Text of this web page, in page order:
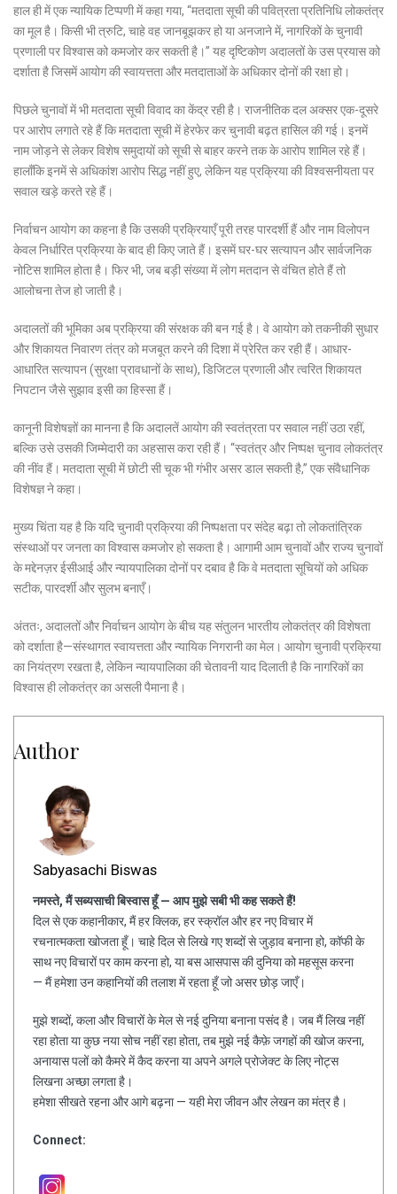
हाल ही में एक न्यायिक टिप्पणी में कहा गया, “मतदाता सूची की पवित्रता प्रतिनिधि लोकतंत्र
का मूल है। किसी भी त्रुटि, चाहे वह जानबूझकर हो या अनजाने में, नागरिकों के चुनावी
प्रणाली पर विश्वास को कमजोर कर सकती है।” यह दृष्टिकोण अदालतों के उस प्रयास को
दर्शाता है जिसमें आयोग की स्वायत्तता और मतदाताओं के अधिकार दोनों की रक्षा हो।
पिछले चुनावों में भी मतदाता सूची विवाद का केंद्र रही है। राजनीतिक दल अक्सर एक-दूसरे
पर आरोप लगाते रहे हैं कि मतदाता सूची में हेरफेर कर चुनावी बढ़त हासिल की गई। इनमें
नाम जोड़ने से लेकर विशेष समुदायों को सूची से बाहर करने तक के आरोप शामिल रहे हैं।
हालाँकि इनमें से अधिकांश आरोप सिद्ध नहीं हुए, लेकिन यह प्रक्रिया की विश्वसनीयता पर
सवाल खड़े करते रहे हैं।
निर्वाचन आयोग का कहना है कि उसकी प्रक्रियाएँ पूरी तरह पारदर्शी हैं और नाम विलोपन
केवल निर्धारित प्रक्रिया के बाद ही किए जाते हैं। इसमें घर-घर सत्यापन और सार्वजनिक
नोटिस शामिल होता है। फिर भी, जब बड़ी संख्या में लोग मतदान से वंचित होते हैं तो
आलोचना तेज हो जाती है।
अदालतों की भूमिका अब प्रक्रिया की संरक्षक की बन गई है। वे आयोग को तकनीकी सुधार
और शिकायत निवारण तंत्र को मजबूत करने की दिशा में प्रेरित कर रही हैं। आधार-
आधारित सत्यापन (सुरक्षा प्रावधानों के साथ), डिजिटल प्रणाली और त्वरित शिकायत
निपटान जैसे सुझाव इसी का हिस्सा हैं।
कानूनी विशेषज्ञों का मानना है कि अदालतें आयोग की स्वतंत्रता पर सवाल नहीं उठा रहीं,
बल्कि उसे उसकी जिम्मेदारी का अहसास करा रही हैं। “स्वतंत्र और निष्पक्ष चुनाव लोकतंत्र
की नींव हैं। मतदाता सूची में छोटी सी चूक भी गंभीर असर डाल सकती है,” एक संवैधानिक
विशेषज्ञ ने कहा।
मुख्य चिंता यह है कि यदि चुनावी प्रक्रिया की निष्पक्षता पर संदेह बढ़ा तो लोकतांत्रिक
संस्थाओं पर जनता का विश्वास कमजोर हो सकता है। आगामी आम चुनावों और राज्य चुनावों
के मद्देनज़र ईसीआई और न्यायपालिका दोनों पर दबाव है कि वे मतदाता सूचियों को अधिक
सटीक, पारदर्शी और सुलभ बनाएँ।
अंततः, अदालतों और निर्वाचन आयोग के बीच यह संतुलन भारतीय लोकतंत्र की विशेषता
को दर्शाता है—संस्थागत स्वायत्तता और न्यायिक निगरानी का मेल। आयोग चुनावी प्रक्रिया
का नियंत्रण रखता है, लेकिन न्यायपालिका की चेतावनी याद दिलाती है कि नागरिकों का
विश्वास ही लोकतंत्र का असली पैमाना है।
Author
Sabyasachi Biswas
नमस्ते, मैं सब्यसाची बिस्वास हूँ — आप मुझे सबी भी कह सकते हैं!
दिल से एक कहानीकार, मैं हर क्लिक, हर स्क्रॉल और हर नए विचार में
रचनात्मकता खोजता हूँ। चाहे दिल से लिखे गए शब्दों से जुड़ाव बनाना हो, कॉफी के
साथ नए विचारों पर काम करना हो, या बस आसपास की दुनिया को महसूस करना
— मैं हमेशा उन कहानियों की तलाश में रहता हूँ जो असर छोड़ जाएँ।
मुझे शब्दों, कला और विचारों के मेल से नई दुनिया बनाना पसंद है। जब मैं लिख नहीं
रहा होता या कुछ नया सोच नहीं रहा होता, तब मुझे नई कैफ़े जगहों की खोज करना,
अनायास पलों को कैमरे में कैद करना या अपने अगले प्रोजेक्ट के लिए नोट्स
लिखना अच्छा लगता है।
हमेशा सीखते रहना और आगे बढ़ना — यही मेरा जीवन और लेखन का मंत्र है।
Connect: